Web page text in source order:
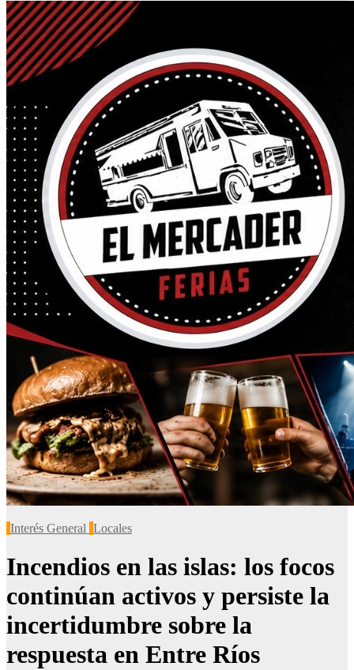
Interés General Locales
Incendios en las islas: los focos
continúan activos y persiste la
incertidumbre sobre la
respuesta en Entre Ríos